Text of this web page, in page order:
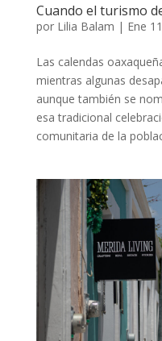
Cuando el turismo
por Lilia Balam | Ene
Las calendas
mientras algunas
aunque también se
esa tradicional
comunitaria de la